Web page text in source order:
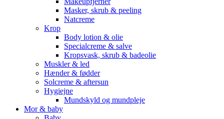
Masker, skrub & peeling
Natcreme
Krop
Body lotion & olie
Specialcreme & salve
Kropsvask, skrub & badeolie
Muskler & led
Hænder & fødder
Solcreme & aftersun
Hygiejne
Mundskyld og mundpleje
Mor & baby